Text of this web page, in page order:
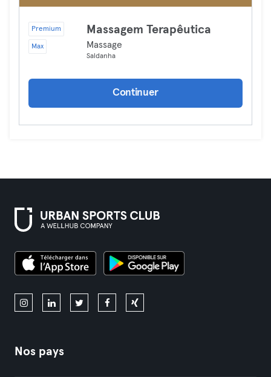
Premium
Max
Massagem Terapêutica
Massage
Saldanha
Continuer
Nos pays